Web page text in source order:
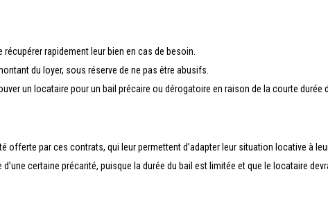
rapidement leur bien en cas de besoin.
du loyer, sous réserve de ne pas être abusifs.
un locataire pour un bail précaire ou dérogatoire en raison de la courte durée
offerte par ces contrats, qui leur permettent d’adapter leur situation locative à
certaine précarité, puisque la durée du bail est limitée et que le locataire